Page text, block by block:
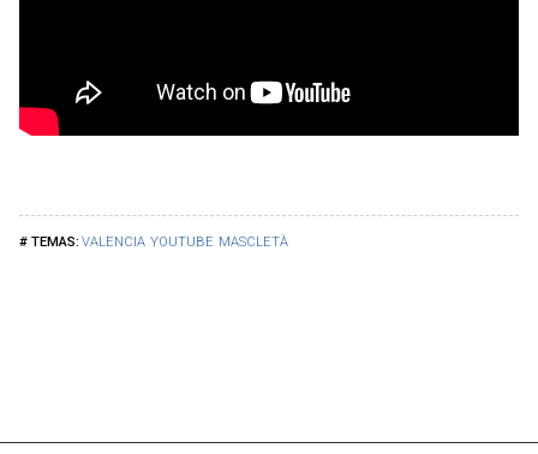
VALENCIA YOUTUBE MASCLETÀ